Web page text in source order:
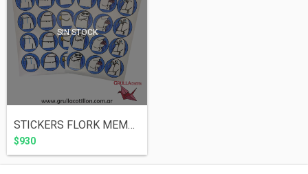
SIN STOCK
STICKERS FLORK MEME x24
$930